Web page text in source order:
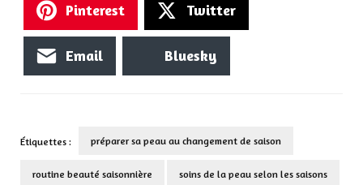
Pinterest Twitter
Email Bluesky
Étiquettes : préparer sa peau au changement de saison
routine beauté saisonnière soins de la peau selon les saisons